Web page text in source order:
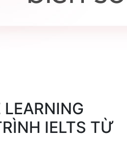
LEARNING
IELTS TỪ